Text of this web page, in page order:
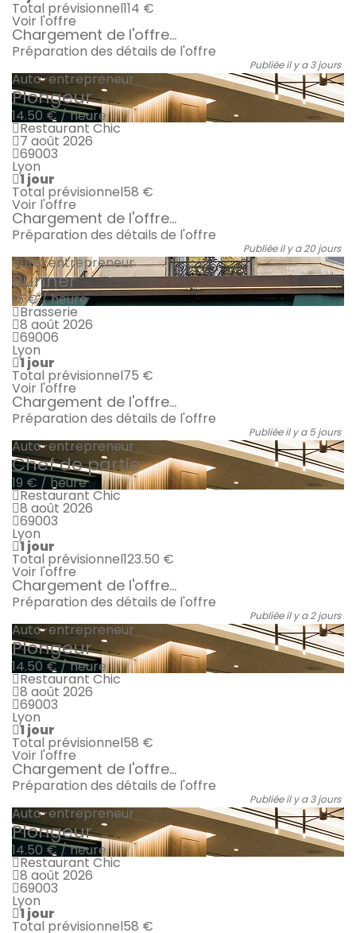
Total prévisionnel114 €
Voir l'offre
Chargement de l'offre...
Préparation des détails de l'offre
Publiée il y a 3 jours
Auto-entrepreneur
Plongeur
14.50 € / heure
Restaurant Chic
7 août 2026
69003
Lyon
1 jour
Total prévisionnel58 €
Voir l'offre
Chargement de l'offre...
Préparation des détails de l'offre
Publiée il y a 20 jours
Auto-entrepreneur
Runner
15 € / heure
Brasserie
8 août 2026
69006
Lyon
1 jour
Total prévisionnel75 €
Voir l'offre
Chargement de l'offre...
Préparation des détails de l'offre
Publiée il y a 5 jours
Auto-entrepreneur
Chef de partie
19 € / heure
Restaurant Chic
8 août 2026
69003
Lyon
1 jour
Total prévisionnel123.50 €
Voir l'offre
Chargement de l'offre...
Préparation des détails de l'offre
Publiée il y a 2 jours
Auto-entrepreneur
Plongeur
14.50 € / heure
Restaurant Chic
8 août 2026
69003
Lyon
1 jour
Total prévisionnel58 €
Voir l'offre
Chargement de l'offre...
Préparation des détails de l'offre
Publiée il y a 3 jours
Auto-entrepreneur
Plongeur
14.50 € / heure
Restaurant Chic
8 août 2026
69003
Lyon
1 jour
Total prévisionnel58 €